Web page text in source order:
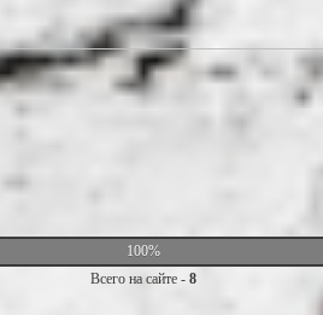
100%
Всего на сайте - 8